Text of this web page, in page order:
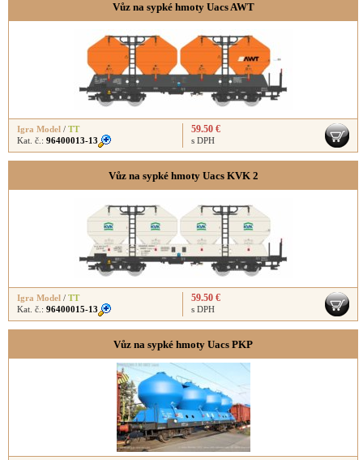
Vůz na sypké hmoty Uacs AWT
Igra Model / TT
Kat. č.: 96400013-13
59.50 €
s DPH
Vůz na sypké hmoty Uacs KVK 2
Igra Model / TT
Kat. č.: 96400015-13
59.50 €
s DPH
Vůz na sypké hmoty Uacs PKP